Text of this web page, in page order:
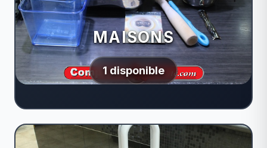
MAISONS
1 disponible